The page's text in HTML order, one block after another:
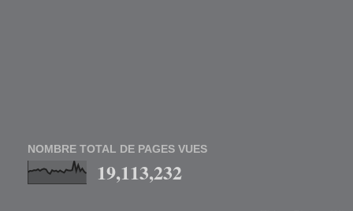
NOMBRE TOTAL DE PAGES VUES
19,113,232